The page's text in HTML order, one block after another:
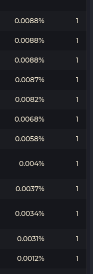
0.0088% 1
0.0088% 1
0.0088% 1
0.0087% 1
0.0082% 1
0.0068% 1
0.0058% 1
0.004% 1
0.0037% 1
0.0034% 1
0.0031% 1
0.0012% 1